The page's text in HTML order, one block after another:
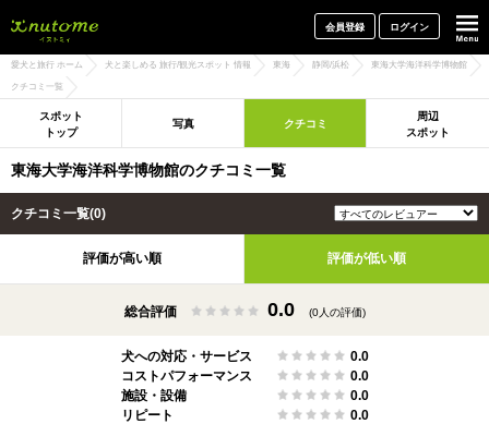
会員登録 ログイン
愛犬と旅行 ホーム 犬と楽しめる 旅行/観光スポット 情報 東海 静岡/浜松 東海大学海洋科学博物館
クチコミ一覧
スポット
トップ
写真 クチコミ
周辺
スポット
東海大学海洋科学博物館のクチコミ一覧
クチコミ一覧(0)
評価が高い順 評価が低い順
総合評価 0.0 (0人の評価)
犬への対応・サービス
0.0
コストパフォーマンス
0.0
施設・設備
0.0
リピート
0.0